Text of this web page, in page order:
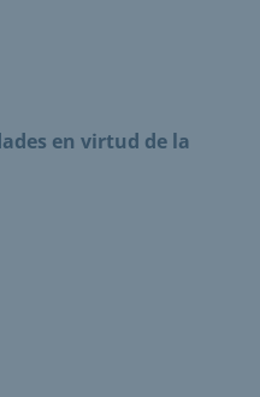
en virtud de la